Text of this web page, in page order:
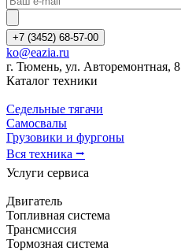
+7 (3452) 68-57-00
ko@eazia.ru
г. Тюмень, ул. Авторемонтная, 8
Каталог техники
Седельные тягачи
Самосвалы
Грузовики и фургоны
Вся техника ⭢
Услуги сервиса
Двигатель
Топливная система
Трансмиссия
Тормозная система